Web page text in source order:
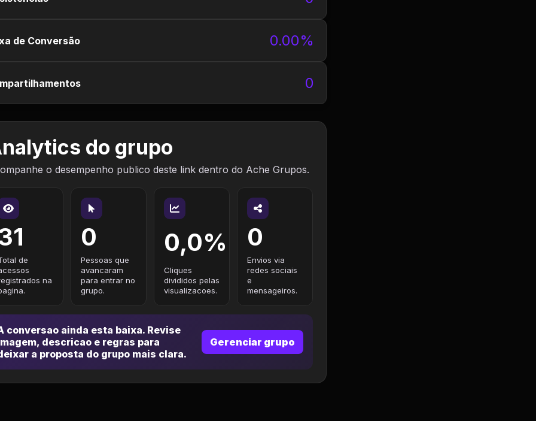
de Conversão 0.00%
0
do grupo
o desempenho publico deste link dentro do Ache Grupos.
de
na
0
Pessoas que
avancaram
para entrar no
grupo.
0,0%
Cliques
divididos pelas
visualizacoes.
0
Envios via
redes sociais
e
mensageiros.
conversao ainda esta baixa. Revise
descricao e regras para
a proposta do grupo mais clara.
Gerenciar grupo